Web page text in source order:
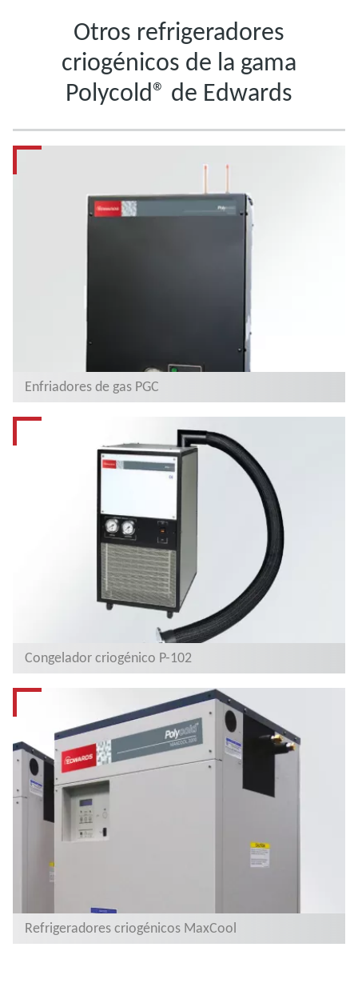
Otros refrigeradores
criogénicos de la gama
Polycold® de Edwards
Enfriadores de gas PGC
Congelador criogénico P-102
Refrigeradores criogénicos MaxCool